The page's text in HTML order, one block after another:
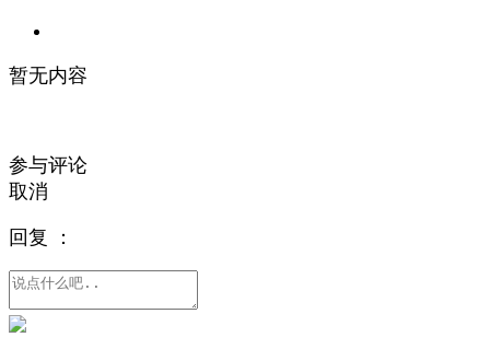
暂无内容
参与评论
取消
回复 ：